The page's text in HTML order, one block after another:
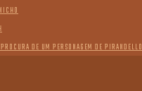
DE UM PERSONAGEM DE PIRANDELLO